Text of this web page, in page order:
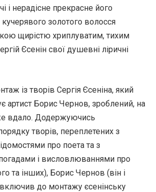
і нерадісне прекрасне його
золотого волосся
щирістю хриплуватим, тихим
Єсенін свої душевні ліричні
із творів Сергія Єсеніна, який
артист Борис Чернов, зроблений, на
вдало. Додержуючись
творів, переплетених з
про поета та з
і висловлюваннями про
та інших), Борис Чернов (він і
до монтажу єсенінську